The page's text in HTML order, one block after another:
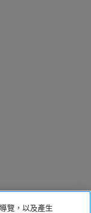
覽，以及產生